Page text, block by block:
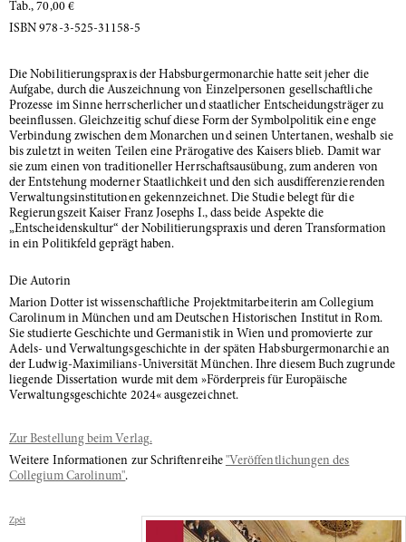
Tab., 70,00 €
ISBN 978-3-525-31158-5
Die Nobilitierungspraxis der Habsburgermonarchie hatte seit jeher die
Aufgabe, durch die Auszeichnung von Einzelpersonen gesellschaftliche
Prozesse im Sinne herrscherlicher und staatlicher Entscheidungsträger zu
beeinflussen. Gleichzeitig schuf diese Form der Symbolpolitik eine enge
Verbindung zwischen dem Monarchen und seinen Untertanen, weshalb sie
bis zuletzt in weiten Teilen eine Prärogative des Kaisers blieb. Damit war
sie zum einen von traditioneller Herrschaftsausübung, zum anderen von
der Entstehung moderner Staatlichkeit und den sich ausdifferenzierenden
Verwaltungsinstitutionen gekennzeichnet. Die Studie belegt für die
Regierungszeit Kaiser Franz Josephs I., dass beide Aspekte die
„Entscheidenskultur“ der Nobilitierungspraxis und deren Transformation
in ein Politikfeld geprägt haben.
Die Autorin
Marion Dotter ist wissenschaftliche Projektmitarbeiterin am Collegium
Carolinum in München und am Deutschen Historischen Institut in Rom.
Sie studierte Geschichte und Germanistik in Wien und promovierte zur
Adels- und Verwaltungsgeschichte in der späten Habsburgermonarchie an
der Ludwig-Maximilians-Universität München. Ihre diesem Buch zugrunde
liegende Dissertation wurde mit dem »Förderpreis für Europäische
Verwaltungsgeschichte 2024« ausgezeichnet.
Zur Bestellung beim Verlag.
Weitere Informationen zur Schriftenreihe "Veröffentlichungen des
Collegium Carolinum".
Zpět